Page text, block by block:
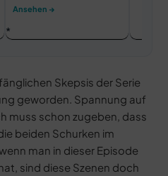
Ansehen →
Skepsis der Serie
geworden. Spannung auf
muss schon zugeben, dass
beiden Schurken im
man in dieser Episode
sind diese Szenen doch